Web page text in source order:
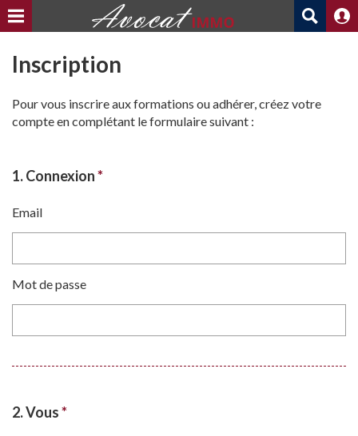
Inscription
Pour vous inscrire aux formations ou adhérer, créez votre
compte en complétant le formulaire suivant :
1. Connexion*
Email
Mot de passe
2. Vous*